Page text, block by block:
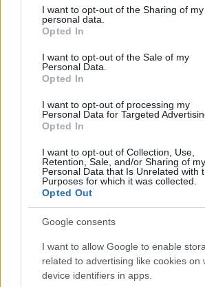
not limited to your visit or usage
grant or deny consent to Google and its
use your data for below specified
consent section.
I want to opt-out of the Sharing of my
personal data.
Opted In
I want to opt-out of the Sale of my
Personal Data.
Opted In
I want to opt-out of processing my
Personal Data for Targeted
Opted In
I want to opt-out of Collection, Use,
Retention, Sale, and/or Sharing of my
Personal Data that Is Unrelated with
Purposes for which it was collected.
Opted Out
Google consents
I want to allow Google to enable
related to advertising like cookies on
device identifiers in apps.
ANNYI VIRÁGOT HOZ MAJD A MUSKÁTLI,
Ettől lesz a tiéd a leggyönyörűbb
24 óra